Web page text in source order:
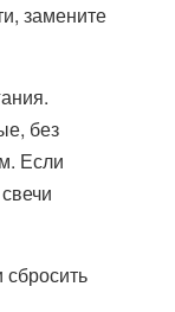
замените
без
Если